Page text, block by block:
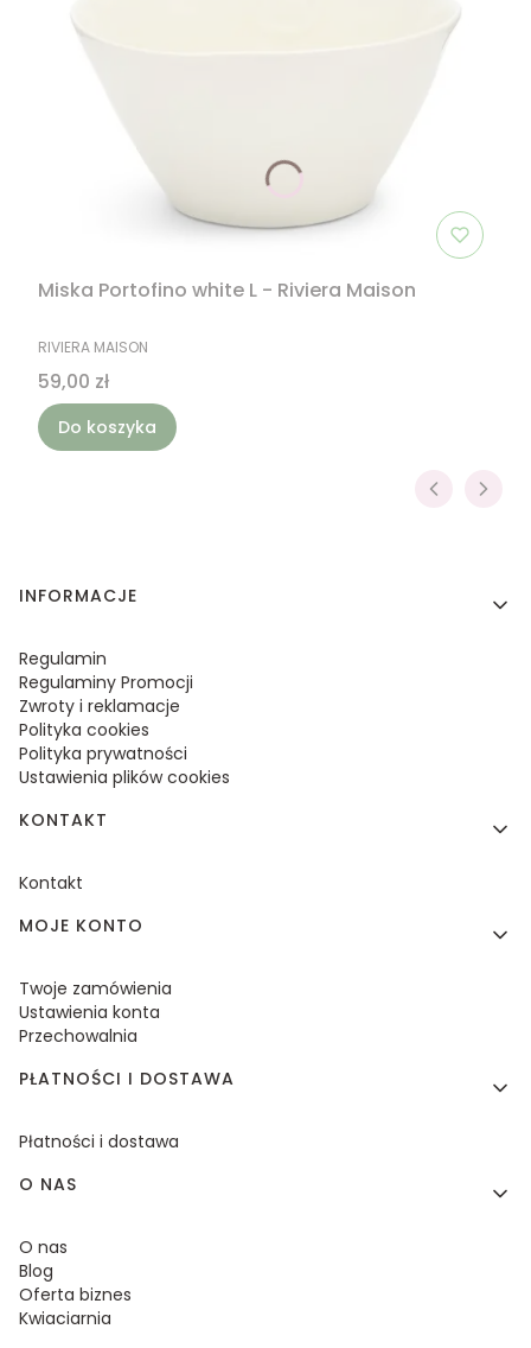
Miska Portofino white L - Riviera Maison
PRODUCENT
RIVIERA MAISON
Cena
59,00 zł
Do koszyka
Linki w stopce
INFORMACJE
Regulamin
Regulaminy Promocji
Zwroty i reklamacje
Polityka cookies
Polityka prywatności
Ustawienia plików cookies
KONTAKT
Kontakt
MOJE KONTO
Twoje zamówienia
Ustawienia konta
Przechowalnia
PŁATNOŚCI I DOSTAWA
Płatności i dostawa
O NAS
O nas
Blog
Oferta biznes
Kwiaciarnia